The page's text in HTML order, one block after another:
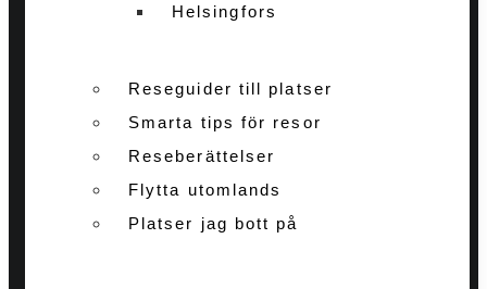
Helsingfors
Reseguider till platser
Smarta tips för resor
Reseberättelser
Flytta utomlands
Platser jag bott på